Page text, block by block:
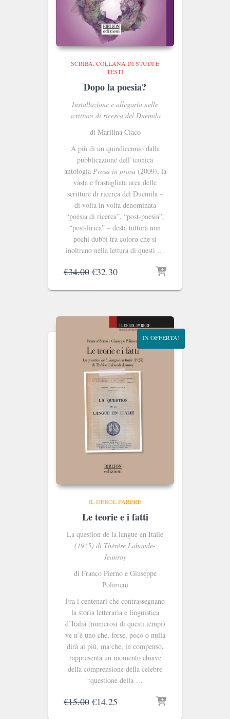
SCRIBA. COLLANA DI STUDI E
TESTI
Dopo la poesia?
Installazione e allegoria nelle
scritture di ricerca del Duemila
di Marilina Ciaco
A più di un quindicennio dalla
pubblicazione dell’iconica
antologia Prosa in prosa(2009), la
vasta e frastagliata area delle
scritture di ricerca del Duemila –
di volta in volta denominata
“poesia di ricerca”, “post-poesia”,
“post-lirica” – desta tuttora non
pochi dubbi tra coloro che si
inoltrano nella lettura di questi …
€34.00 Il
originale
€34.00.
€32.30Il
attuale
€32.30.
IN OFFERTA!
IL DEBOL PARERE
Le teorie e i fatti
La question de la langue en Italie
(1925) di Thérèse Labande-
Jeanroy
di Franco Pierno e Giuseppe
Polimeni
Fra i centenari che contrassegnano
la storia letteraria e linguistica
d’Italia (numerosi di questi tempi)
ve n’è uno che, forse, poco o nulla
dirà ai più, ma che, in compenso,
rappresenta un momento chiave
della comprensione della celebre
“questione della …
€15.00 Il
€14.25